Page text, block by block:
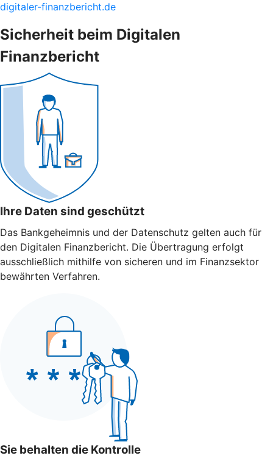
digitaler-finanzbericht.de
Sicherheit beim Digitalen
Finanzbericht
Ihre Daten sind geschützt
Das Bankgeheimnis und der Datenschutz gelten auch für
den Digitalen Finanzbericht. Die Übertragung erfolgt
ausschließlich mithilfe von sicheren und im Finanzsektor
bewährten Verfahren.
Sie behalten die Kontrolle